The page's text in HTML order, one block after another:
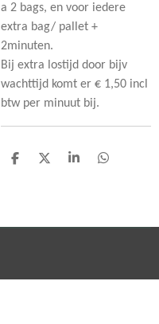
a 2 bags, en voor iedere
extra bag/ pallet +
2minuten.
Bij extra lostijd door bijv
wachttijd komt er € 1,50 incl
btw per minuut bij.
D
D
S
D